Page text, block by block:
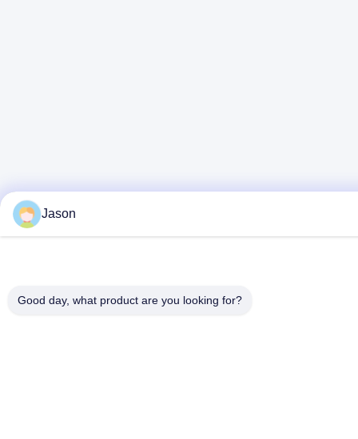
Jason
Good day, what product are you looking for?